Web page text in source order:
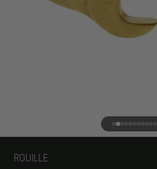
Ir al
Ir al
Ir al
Ir al
Ir al
Ir al
Ir al
IrIrIr
ROUILLE